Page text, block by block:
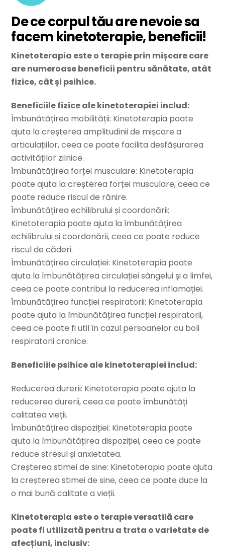
De ce corpul tău are nevoie sa
facem kinetoterapie, beneficii!
Kinetoterapia este o terapie prin mișcare care
are numeroase beneficii pentru sănătate, atât
fizice, cât și psihice.
Beneficiile fizice ale kinetoterapiei includ:
Îmbunătățirea mobilității: Kinetoterapia poate
ajuta la creșterea amplitudinii de mișcare a
articulațiilor, ceea ce poate facilita desfășurarea
activităților zilnice.
Îmbunătățirea forței musculare: Kinetoterapia
poate ajuta la creșterea forței musculare, ceea ce
poate reduce riscul de rănire.
Îmbunătățirea echilibrului și coordonării:
Kinetoterapia poate ajuta la îmbunătățirea
echilibrului și coordonării, ceea ce poate reduce
riscul de căderi.
Îmbunătățirea circulației: Kinetoterapia poate
ajuta la îmbunătățirea circulației sângelui și a limfei,
ceea ce poate contribui la reducerea inflamației.
Îmbunătățirea funcției respiratorii: Kinetoterapia
poate ajuta la îmbunătățirea funcției respiratorii,
ceea ce poate fi util în cazul persoanelor cu boli
respiratorii cronice.
Beneficiile psihice ale kinetoterapiei includ:
Reducerea durerii: Kinetoterapia poate ajuta la
reducerea durerii, ceea ce poate îmbunătăți
calitatea vieții.
Îmbunătățirea dispoziției: Kinetoterapia poate
ajuta la îmbunătățirea dispoziției, ceea ce poate
reduce stresul și anxietatea.
Creșterea stimei de sine: Kinetoterapia poate ajuta
la creșterea stimei de sine, ceea ce poate duce la
o mai bună calitate a vieții.
Kinetoterapia este o terapie versatilă care
poate fi utilizată pentru a trata o varietate de
afecțiuni, inclusiv: